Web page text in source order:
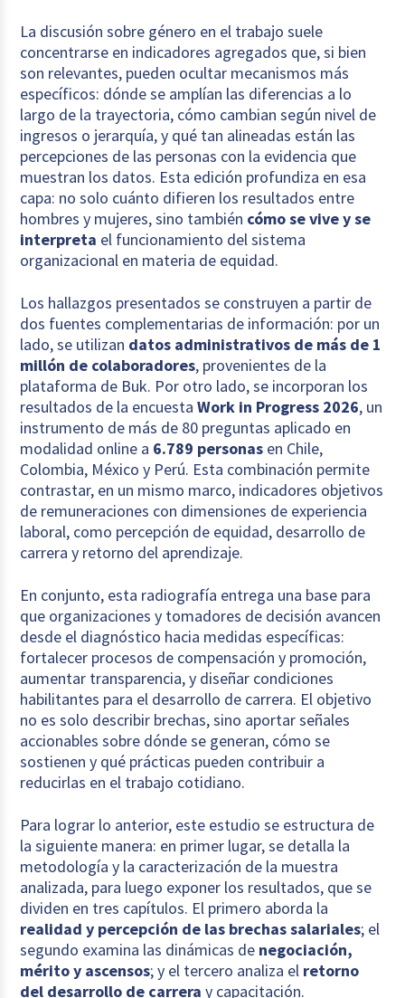
La discusión sobre género en el trabajo suele
concentrarse en indicadores agregados que, si bien
son relevantes, pueden ocultar mecanismos más
específicos: dónde se amplían las diferencias a lo
largo de la trayectoria, cómo cambian según nivel de
ingresos o jerarquía, y qué tan alineadas están las
percepciones de las personas con la evidencia que
muestran los datos. Esta edición profundiza en esa
capa: no solo cuánto difieren los resultados entre
hombres y mujeres, sino también cómo se vive y se
interpreta el funcionamiento del sistema
organizacional en materia de equidad.
Los hallazgos presentados se construyen a partir de
dos fuentes complementarias de información: por un
lado, se utilizan datos administrativos de más de 1
millón de colaboradores, provenientes de la
plataforma de Buk. Por otro lado, se incorporan los
resultados de la encuestaWork in Progress 2026, un
instrumento de más de 80 preguntas aplicado en
modalidad online a 6.789 personas en Chile,
Colombia, México y Perú. Esta combinación permite
contrastar, en un mismo marco, indicadores objetivos
de remuneraciones con dimensiones de experiencia
laboral, como percepción de equidad, desarrollo de
carrera y retorno del aprendizaje.
En conjunto, esta radiografía entrega una base para
que organizaciones y tomadores de decisión avancen
desde el diagnóstico hacia medidas específicas:
fortalecer procesos de compensación y promoción,
aumentar transparencia, y diseñar condiciones
habilitantes para el desarrollo de carrera. El objetivo
no es solo describir brechas, sino aportar señales
accionables sobre dónde se generan, cómo se
sostienen y qué prácticas pueden contribuir a
reducirlas en el trabajo cotidiano.
Para lograr lo anterior, este estudio se estructura de
la siguiente manera: en primer lugar, se detalla la
metodología y la caracterización de la muestra
analizada, para luego exponer los resultados, que se
dividen en tres capítulos. El primero aborda la
realidad y percepción de las brechas salariales; el
segundo examina las dinámicas de negociación,
mérito y ascensos; y el tercero analiza el retorno
del desarrollo de carrera y capacitación.